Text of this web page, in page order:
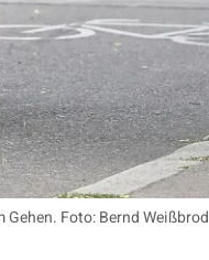
Foto: Bernd Weißbrod